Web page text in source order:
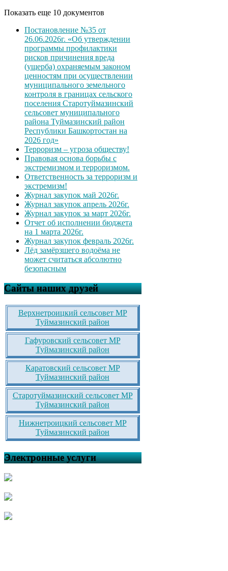
Показать еще 10 документов
Постановление №35 от
26.06.2026г. «Об утверждении
программы профилактики
рисков причинения вреда
(ущерба) охраняемым законом
ценностям при осуществлении
муниципального земельного
контроля в границах сельского
поселения Старотуймазинский
сельсовет муниципального
района Туймазинский район
Республики Башкортостан на
2026 год»
Терроризм – угроза обществу!
Правовая основа борьбы с
экстремизмом и терроризмом.
Ответственность за терроризм и
экстремизм!
Журнал закупок май 2026г.
Журнал закупок апрель 2026г.
Журнал закупок за март 2026г.
Отчет об исполнении бюджета
на 1 марта 2026г.
Журнал закупок февраль 2026г.
Лёд замёрзшего водоёма не
может считаться абсолютно
безопасным
Сайты наших друзей
Верхнетроицкий сельсовет МР
Туймазинский район
Гафуровский сельсовет МР
Туймазинский район
Каратовский сельсовет МР
Туймазинский район
Старотуймазинский сельсовет МР
Туймазинский район
Нижнетроицкий сельсовет МР
Туймазинский район
Электронные услуги